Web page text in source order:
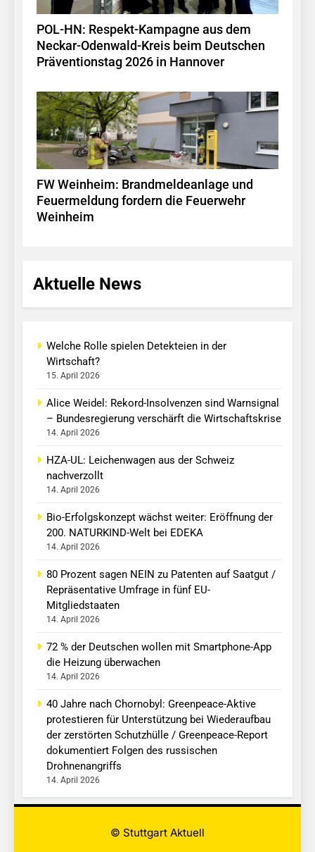
POL-HN: Respekt-Kampagne aus dem
Neckar-Odenwald-Kreis beim Deutschen
Präventionstag 2026 in Hannover
FW Weinheim: Brandmeldeanlage und
Feuermeldung fordern die Feuerwehr
Weinheim
Aktuelle News
Welche Rolle spielen Detekteien in der
Wirtschaft?
15. April 2026
Alice Weidel: Rekord-Insolvenzen sind Warnsignal
– Bundesregierung verschärft die Wirtschaftskrise
14. April 2026
HZA-UL: Leichenwagen aus der Schweiz
nachverzollt
14. April 2026
Bio-Erfolgskonzept wächst weiter: Eröffnung der
200. NATURKIND-Welt bei EDEKA
14. April 2026
80 Prozent sagen NEIN zu Patenten auf Saatgut /
Repräsentative Umfrage in fünf EU-
Mitgliedstaaten
14. April 2026
72 % der Deutschen wollen mit Smartphone-App
die Heizung überwachen
14. April 2026
40 Jahre nach Chornobyl: Greenpeace-Aktive
protestieren für Unterstützung bei Wiederaufbau
der zerstörten Schutzhülle / Greenpeace-Report
dokumentiert Folgen des russischen
Drohnenangriffs
14. April 2026
© Stuttgart Aktuell